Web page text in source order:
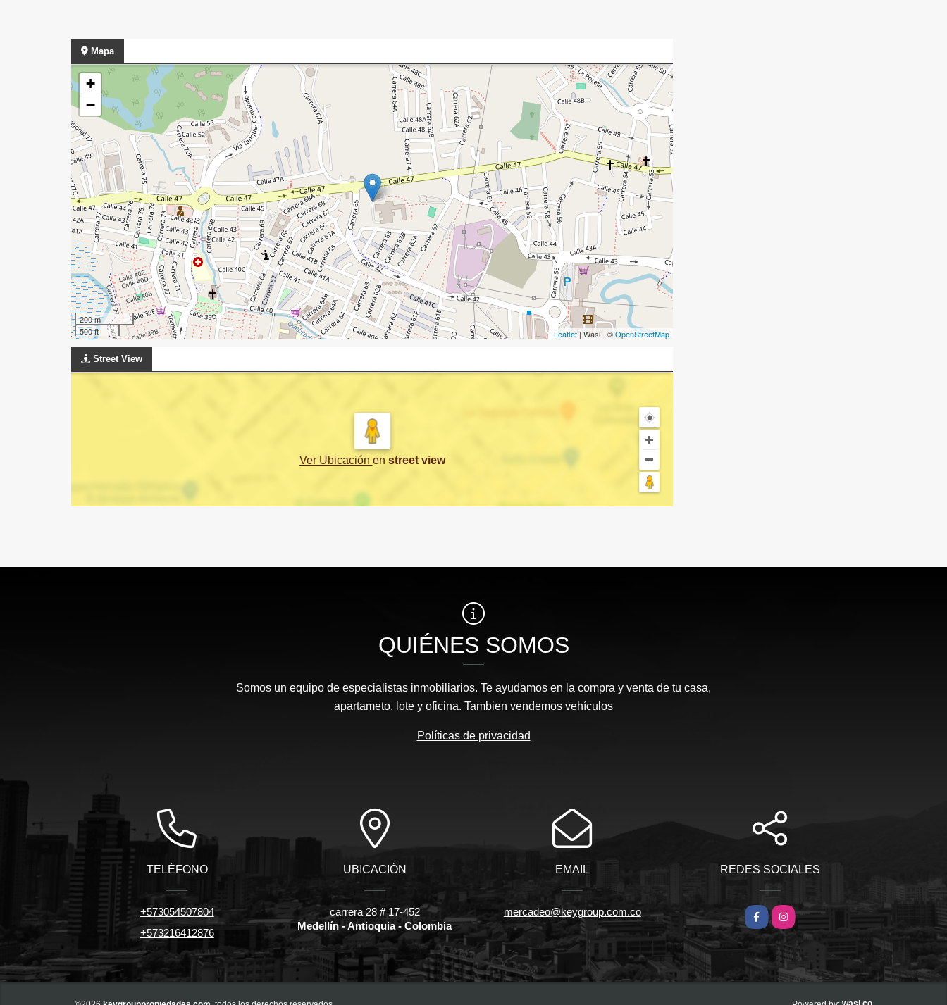
Mapa
+
−
200 m
500 ft
Leaflet | Wasi - ©OpenStreetMap
Street View
Ver Ubicación en street view
QUIÉNES SOMOS
Somos un equipo de especialistas inmobiliarios. Te ayudamos en la compra y venta de tu casa,
apartameto, lote y oficina. Tambien vendemos vehículos
Políticas de privacidad
TELÉFONO
+573054507804
+573216412876
UBICACIÓN
carrera 28 # 17-452
Medellín - Antioquia - Colombia
EMAIL
mercadeo@keygroup.com.co
REDES SOCIALES
FacebookInstagram